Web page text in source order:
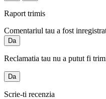
Raport trimis
Comentariul tau a fost
Da
Reclamatia tau nu a putut fi
Da
Scrie-ti recenzia